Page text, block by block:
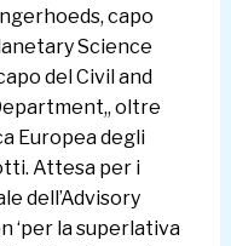
capo
Science
del Civil and
oltre
Europea degli
Attesa per i
dell’Advisory
‘per la superlativa